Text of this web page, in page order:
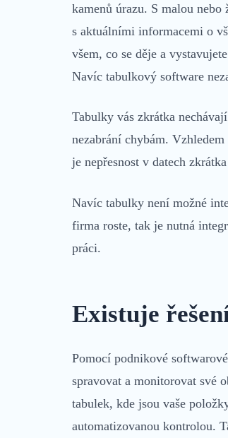
kamenů úrazu. S malou
s aktuálními informacemi o
všem, co se děje a
Navíc tabulkový software
Tabulky vás zkrátka
nezabrání chybám.
je nepřesnost v datech
Navíc tabulky není možné
firma roste, tak je nutná
práci.
Existuje
Pomocí podnikové
spravovat a monitorovat své
tabulek, kde jsou vaše
automatizovanou kontrolou.